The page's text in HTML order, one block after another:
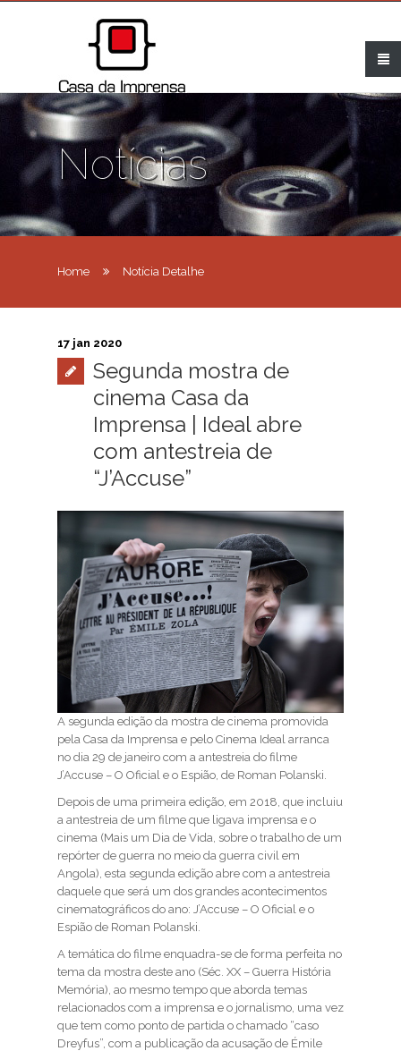
Notícias
Home Notícia Detalhe
17 jan 2020
Segunda mostra de
cinema Casa da
Imprensa | Ideal abre
com antestreia de
“J’Accuse”
A segunda edição da mostra de cinema promovida
pela Casa da Imprensa e pelo Cinema Ideal arranca
no dia 29 de janeiro com a antestreia do filme
J’Accuse – O Oficial e o Espião, de Roman Polanski.
Depois de uma primeira edição, em 2018, que incluiu
a antestreia de um filme que ligava imprensa e o
cinema (Mais um Dia de Vida, sobre o trabalho de um
repórter de guerra no meio da guerra civil em
Angola), esta segunda edição abre com a antestreia
daquele que será um dos grandes acontecimentos
cinematográficos do ano: J’Accuse – O Oficial e o
Espião de Roman Polanski.
A temática do filme enquadra-se de forma perfeita no
tema da mostra deste ano (Séc. XX – Guerra História
Memória), ao mesmo tempo que aborda temas
relacionados com a imprensa e o jornalismo, uma vez
que tem como ponto de partida o chamado “caso
Dreyfus”, com a publicação da acusação de Émile